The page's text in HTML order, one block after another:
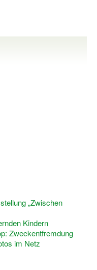
für Dortmunder
„Zwischen
Kindern
Zweckentfremdung
im Netz